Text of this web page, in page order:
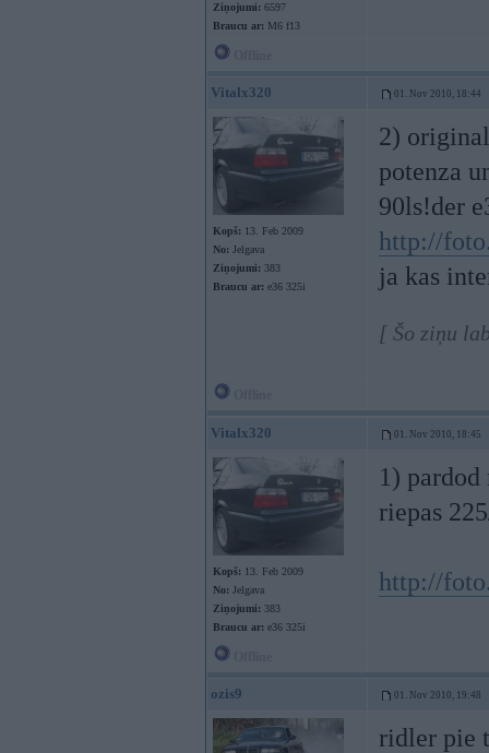
Ziņojumi: 6597
Braucu ar: M6 f13
Vitalx320 01. Nov 2010, 18:44
Kopš: 13. Feb 2009
No: Jelgava
Ziņojumi: 383
Braucu ar: e36 325i
2)
potenza
90ls!der
http://
ja kas
[ Šo ziņu
Vitalx320 01. Nov 2010, 18:45
Kopš: 13. Feb 2009
No: Jelgava
Ziņojumi: 383
Braucu ar: e36 325i
1)
riepas
http://
ozis9 01. Nov 2010, 19:48
ridler pie